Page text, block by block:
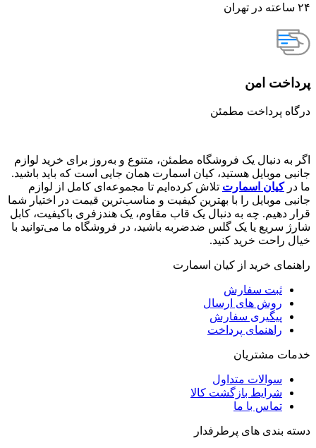
۲۴ ساعته در تهران
پرداخت امن
درگاه پرداخت مطمئن
اگر به دنبال یک فروشگاه مطمئن، متنوع و به‌روز برای خرید لوازم
جانبی موبایل هستید، کیان اسمارت همان جایی است که باید باشید.
ما درکیان اسمارت تلاش کرده‌ایم تا مجموعه‌ای کامل از لوازم
جانبی موبایل را با بهترین کیفیت و مناسب‌ترین قیمت در اختیار شما
قرار دهیم. چه به دنبال یک قاب مقاوم، یک هندزفری باکیفیت، کابل
شارژ سریع یا یک گلس ضدضربه باشید، در فروشگاه ما می‌توانید با
خیال راحت خرید کنید.
راهنمای خرید از کیان اسمارت
ثبت سفارش
روش‌ های ارسال
پیگیری سفارش
راهنمای پرداخت
خدمات مشتریان
سوالات متداول
شرایط بازگشت کالا
تماس با ما
دسته بندی های پرطرفدار